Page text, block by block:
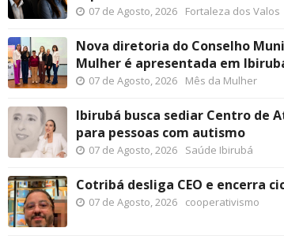
07 de Agosto, 2026 Fortaleza dos Valos
Nova diretoria do Conselho
Mulher é apresentada em
07 de Agosto, 2026 Mês da Mulher
Ibirubá busca sediar Centro de
para pessoas com autismo
07 de Agosto, 2026 Saúde Ibirubá
Cotribá desliga CEO e encerra
07 de Agosto, 2026 cooperativismo